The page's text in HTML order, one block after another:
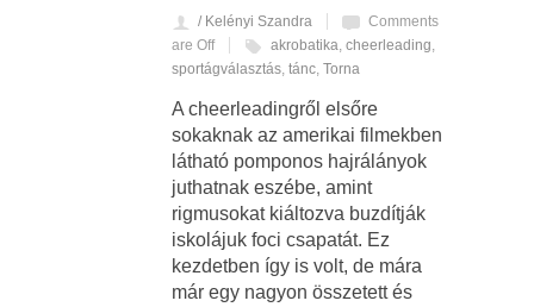
/ Kelényi Szandra
Comments
are Off
akrobatika, cheerleading,
sportágválasztás, tánc, Torna
A cheerleadingről elsőre
sokaknak az amerikai filmekben
látható pomponos hajrálányok
juthatnak eszébe, amint
rigmusokat kiáltozva buzdítják
iskolájuk foci csapatát. Ez
kezdetben így is volt, de mára
már egy nagyon összetett és